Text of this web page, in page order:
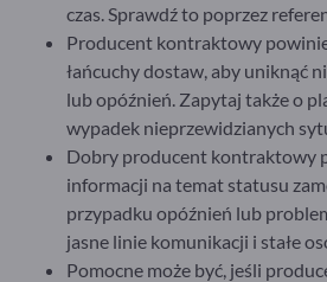
czas. Sprawdź to poprzez
Producent kontraktowy
łańcuchy dostaw, aby uniknąć
lub opóźnień. Zapytaj także o
wypadek nieprzewidzianych
Dobry producent kontraktowy
informacji na temat statusu
przypadku opóźnień lub
jasne linie komunikacji i stałe
Pomocne może być, jeśli